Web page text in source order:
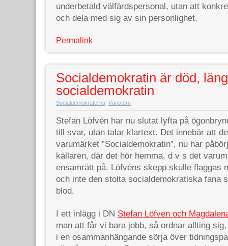
underbetald välfärdspersonal, utan att
och dela med sig av sin personlighet.
Permalink
Socialdemokratin är död,
socialdemokratin
Socialdemokraterna Vänstern
Stefan Löfvén har nu slutat lyfta på
till svar, utan talar klartext. Det innebär att
varumärket ”Socialdemokratin”, nu har
källaren, där det hör hemma, d v s det
ensamrätt på. Löfvéns skepp skulle flaggas
och inte den stolta socialdemokratiska fana
blod.
I ett inlägg i DN Stefan Löfven och
man att får vi bara jobb, så ordnar allting
i en osammanhängande sörja över